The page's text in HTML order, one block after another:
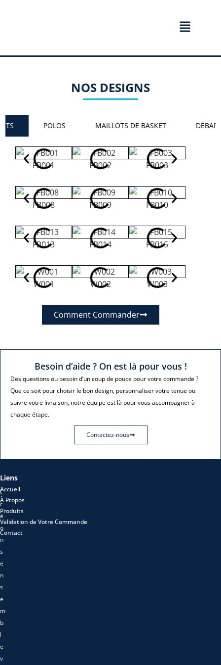
NOS DESIGNS
POLOS MAILLOTS DE BASKET
FB001 FB002 FB003
FB008 FB009 FB010
FB013 FB014 FB015
W001 W002 W003
Comment Commander
Besoin d’aide ? On est là pour vous !
Des questions ou besoin d’un coup de pouce pour votre commande ?
Que ce soit pour choisir le bon design, personnaliser votre tenue ou
suivre votre livraison, notre équipe est là pour vous accompagner à
chaque étape.
Contactez-nous
C
r
é
o
n
s
e
n
s
e
m
b
l
e
v
Liens
Accueil
À Propos
Produits
Validation de Votre Commande
Contact